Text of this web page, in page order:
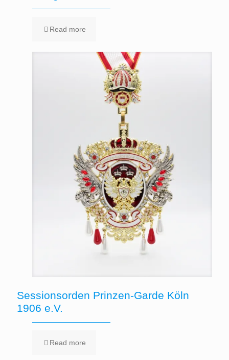
Read more
Sessionsorden Prinzen-Garde Köln
1906 e.V.
Read more